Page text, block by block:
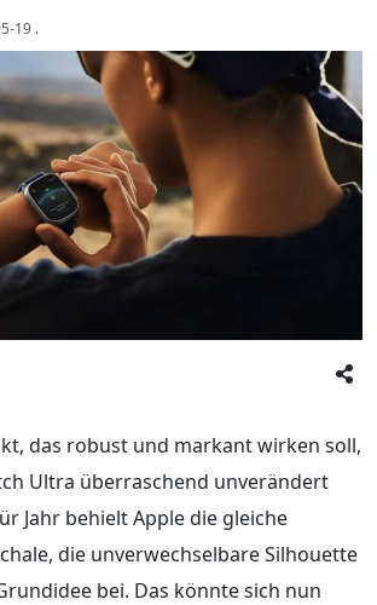
19 .
das robust und markant wirken soll,
Ultra überraschend unverändert
Jahr behielt Apple die gleiche
die unverwechselbare Silhouette
bei. Das könnte sich nun